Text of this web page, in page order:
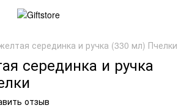
серединка и ручка (330 мл) Пчелки
серединка и ручка
отзыв